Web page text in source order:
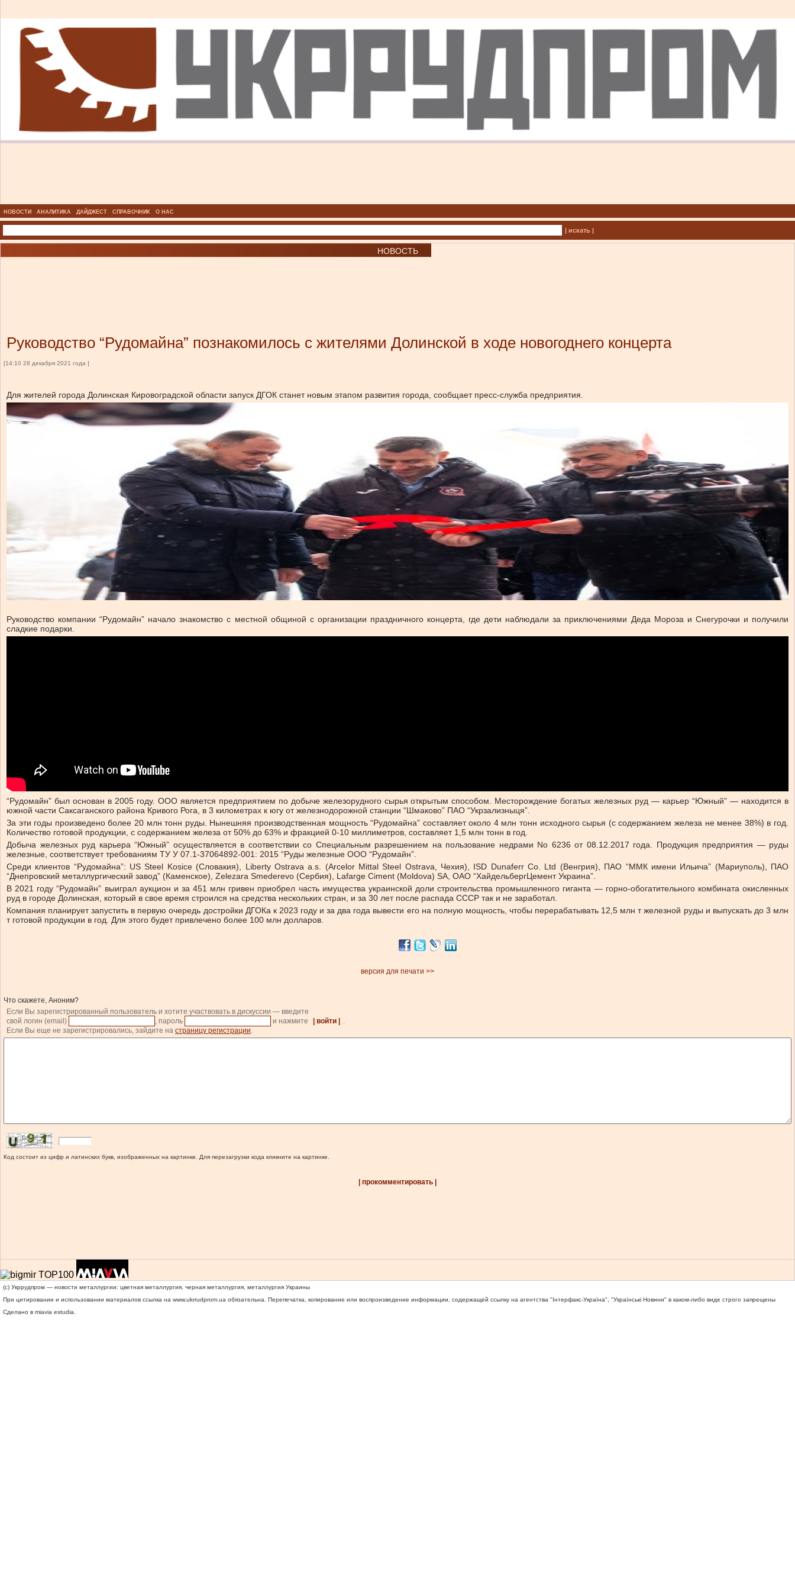
НОВОСТИ АНАЛИТИКА ДАЙДЖЕСТ СПРАВОЧНИК О НАС
| искать |
НОВОСТЬ
Руководство “Рудомайна” познакомилось с жителями Долинской в ходе новогоднего концерта
[14:10 28 декабря 2021 года ]
Для жителей города Долинская Кировоградской области запуск ДГОК станет новым этапом развития города, сообщает пресс-служба предприятия.
Руководство компании “Рудомайн” начало знакомство с местной общиной с организации праздничного концерта, где дети наблюдали за приключениями Деда Мороза и Снегурочки и получили
сладкие подарки.
“Рудомайн” был основан в 2005 году. ООО является предприятием по добыче железорудного сырья открытым способом. Месторождение богатых железных руд — карьер “Южный” — находится в
южной части Саксаганского района Кривого Рога, в 3 километрах к югу от железнодорожной станции “Шмаково” ПAO “Укрзализныця”.
За эти годы произведено более 20 млн тонн руды. Нынешняя производственная мощность “Рудомайна” составляет около 4 млн тонн исходного сырья (с содержанием железа не менее 38%) в год.
Количество готовой продукции, с содержанием железа от 50% до 63% и фракцией 0-10 миллиметров, составляет 1,5 млн тонн в год.
Добыча железных руд карьера “Южный” осуществляется в соответствии со Специальным разрешением на пользование недрами No 6236 от 08.12.2017 года. Продукция предприятия — руды
железные, соответствует требованиям ТУ У 07.1-37064892-001: 2015 “Руды железные ООО “Рудомайн”.
Среди клиентов “Рудомайна”: US Steel Kosice (Словакия), Liberty Ostrava a.s. (Arcelor Mittal Steel Ostrava, Чехия), ISD Dunaferr Co. Ltd (Венгрия), ПАО “ММК имени Ильича” (Мариуполь), ПАО
“Днепровский металлургический завод” (Каменское), Zelezara Smederevo (Сербия), Lafarge Ciment (Moldova) SA, ОАО “ХайдельбергЦемент Украина”.
В 2021 году “Рудомайн” выиграл аукцион и за 451 млн гривен приобрел часть имущества украинской доли строительства промышленного гиганта — горно-обогатительного комбината окисленных
руд в городе Долинская, который в свое время строился на средства нескольких стран, и за 30 лет после распада СССР так и не заработал.
Компания планирует запустить в первую очередь достройки ДГОКа к 2023 году и за два года вывести его на полную мощность, чтобы перерабатывать 12,5 млн т железной руды и выпускать до 3 млн
т готовой продукции в год. Для этого будет привлечено более 100 млн долларов.
версия для печати >>
Что скажете, Аноним?
Если Вы зарегистрированный пользователь и хотите участвовать в дискуссии — введите
свой логин (email)
, пароль и нажмите | войти |
.
Если Вы еще не зарегистрировались, зайдите на страницу регистрации.
Код состоит из цифр и латинских букв, изображенных на картинке. Для перезагрузки кода кликните на картинке.
| прокомментировать |
(c) Укррудпром — новости металлургии: цветная металлургия, черная металлургия, металлургия Украины
При цитировании и использовании материалов ссылка на www.ukrrudprom.ua обязательна. Перепечатка, копирование или воспроизведение информации, содержащей ссылку на агентства "Iнтерфакс-Україна", "Українськi Новини" в каком-либо виде строго запрещены
Сделано в miavia estudia.